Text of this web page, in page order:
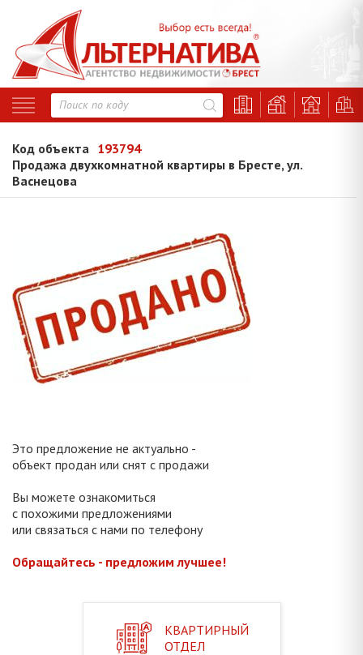
Код объекта 193794
Продажа двухкомнатной квартиры в Бресте, ул.
Васнецова
Это предложение не актуально -
объект продан или снят с продажи
Вы можете ознакомиться
с похожими предложениями
или связаться с нами по телефону
Обращайтесь - предложим лучшее!
КВАРТИРНЫЙ
ОТДЕЛ